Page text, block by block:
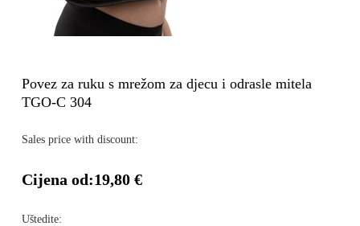
Povez za ruku s mrežom za djecu i odrasle mitela
TGO-C 304
Sales price with discount:
Cijena od:19,80 €
Uštedite: